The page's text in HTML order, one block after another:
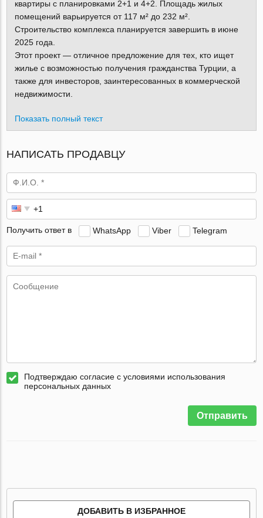
квартиры с планировками 2+1 и 4+2. Площадь жилых
помещений варьируется от 117 м² до 232 м².
Строительство комплекса планируется завершить в июне
2025 года.
Этот проект — отличное предложение для тех, кто ищет
жилье с возможностью получения гражданства Турции, а
также для инвесторов, заинтересованных в коммерческой
недвижимости.
Показать полный текст
НАПИСАТЬ ПРОДАВЦУ
Получить ответ в WhatsApp Viber Telegram
Подтверждаю согласие с условиями использования
персональных данных
Отправить
ДОБАВИТЬ В ИЗБРАННОЕ